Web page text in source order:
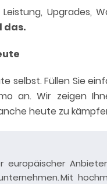
Upgrades,
das.
selbst. Füllen Sie
an. Wir zeigen
heute zu
europäischer
Mit